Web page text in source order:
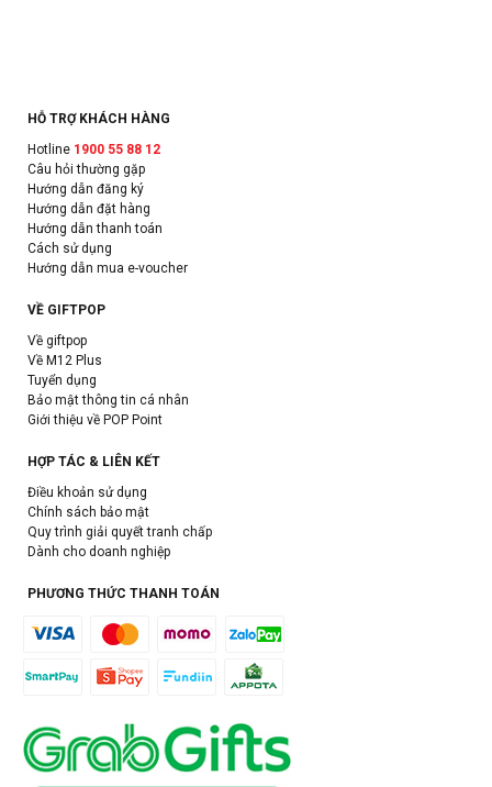
HỖ TRỢ KHÁCH HÀNG
Hotline 1900 55 88 12
Câu hỏi thường gặp
Hướng dẫn đăng ký
Hướng dẫn đặt hàng
Hướng dẫn thanh toán
Cách sử dụng
Hướng dẫn mua e-voucher
VỀ GIFTPOP
Về giftpop
Về M12 Plus
Tuyển dụng
Bảo mật thông tin cá nhân
Giới thiệu về POP Point
HỢP TÁC & LIÊN KẾT
Điều khoản sử dụng
Chính sách bảo mật
Quy trình giải quyết tranh chấp
Dành cho doanh nghiệp
PHƯƠNG THỨC THANH TOÁN